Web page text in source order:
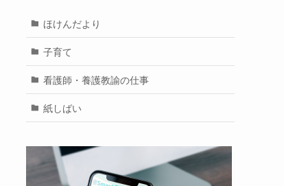
ほけんだより
子育て
看護師・養護教諭の仕事
紙しばい